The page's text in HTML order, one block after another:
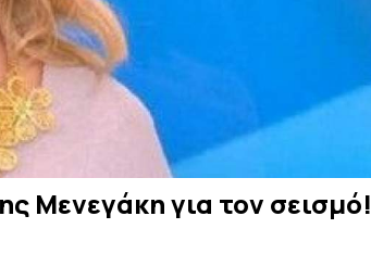
Μενεγάκη για τον σεισμό!